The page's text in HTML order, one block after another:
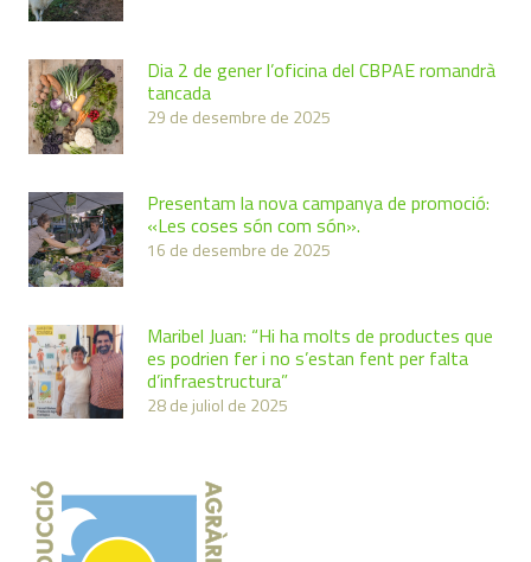
Dia 2 de gener l’oficina del CBPAE romandrà
tancada
29 de desembre de 2025
Presentam la nova campanya de promoció:
«Les coses són com són».
16 de desembre de 2025
Maribel Juan: “Hi ha molts de productes que
es podrien fer i no s’estan fent per falta
d’infraestructura”
28 de juliol de 2025